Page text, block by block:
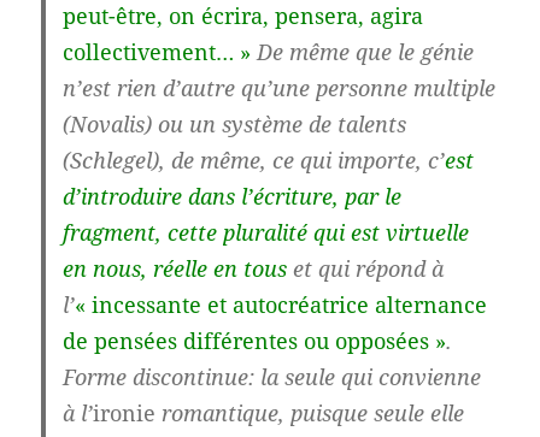
peut-être, on écrira, pensera, agira
collectivement… » De même que le génie
n’est rien d’autre qu’une personne multiple
(Novalis) ou un système de talents
(Schlegel), de même, ce qui importe, c’est
d’introduire dans l’écriture, par le
fragment, cette pluralité qui est virtuelle
en nous, réelle en tous et qui répond à
l’« incessante et autocréatrice alternance
de pensées différentes ou opposées ».
Forme discontinue: la seule qui convienne
à l’ironie romantique, puisque seule elle